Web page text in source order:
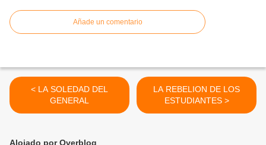
Añade un comentario
< LA SOLEDAD DEL
GENERAL
LA REBELION DE LOS
ESTUDIANTES >
Alojado por Overblog